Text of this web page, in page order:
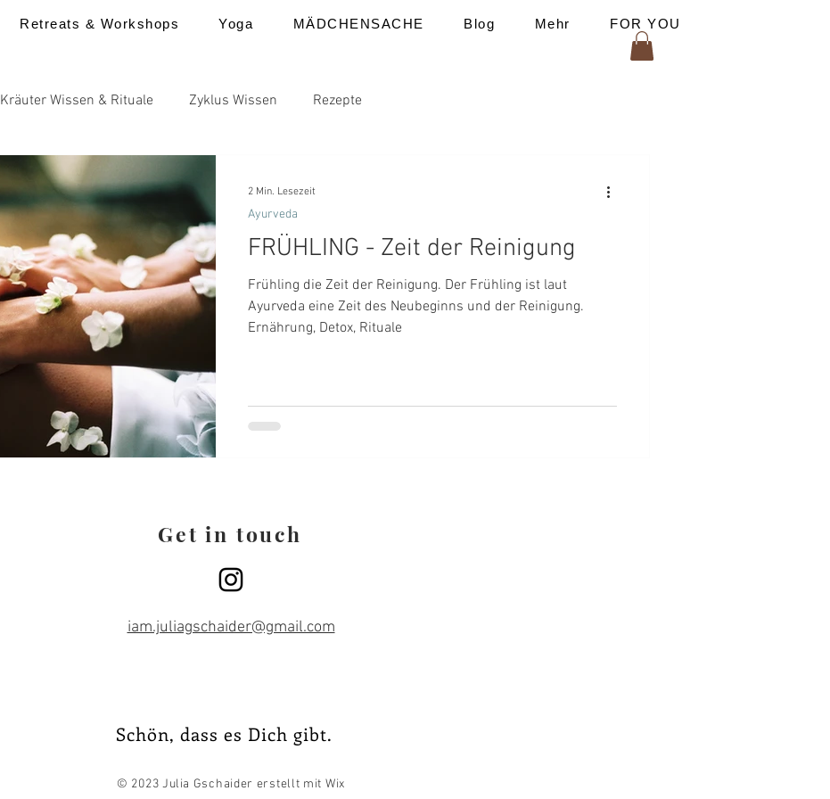
Retreats & Workshops Yoga MÄDCHENSACHE Blog Mehr FOR YOU
Kräuter Wissen & Rituale Zyklus Wissen Rezepte
FRÜHLING - Zeit der Reinigung
Frühling die Zeit der Reinigung. Der Frühling ist laut
Ayurveda eine Zeit des Neubeginns und der Reinigung.
Ernährung, Detox, Rituale
Ayurveda
2 Min. Lesezeit
Get in touch
iam.juliagschaider@gmail.com
Schön, dass es Dich gibt.
© 2023 Julia Gschaider erstellt mit Wix